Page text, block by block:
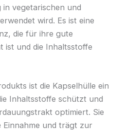
in vegetarischen und
wird. Es ist eine
die für ihre gute
ist und die Inhaltsstoffe
ist die Kapselhülle ein
Inhaltsstoffe schützt und
optimiert. Sie
und trägt zur